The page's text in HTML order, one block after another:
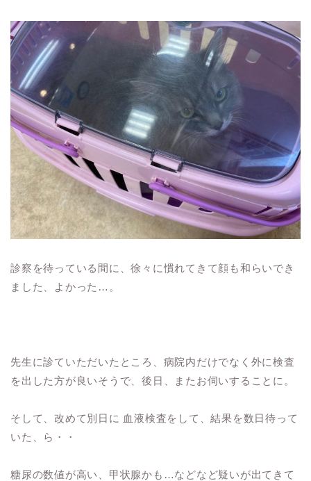
診察を待っている間に、徐々に慣れてきて顔も和らいでき
ました、よかった…。
先生に診ていただいたところ、病院内だけでなく外に検査
を出した方が良いそうで、後日、またお伺いすることに。
そして、改めて別日に 血液検査をして、結果を数日待って
いた、ら・・
糖尿の数値が高い、甲状腺かも…などなど疑いが出てきて